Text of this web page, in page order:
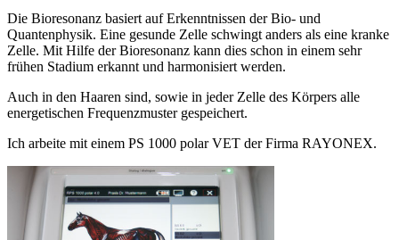
Die Bioresonanz basiert auf Erkenntnissen der Bio- und
Quantenphysik. Eine gesunde Zelle schwingt anders als eine kranke
Zelle. Mit Hilfe der Bioresonanz kann dies schon in einem sehr
frühen Stadium erkannt und harmonisiert werden.
Auch in den Haaren sind, sowie in jeder Zelle des Körpers alle
energetischen Frequenzmuster gespeichert.
Ich arbeite mit einem PS 1000 polar VET der Firma RAYONEX.